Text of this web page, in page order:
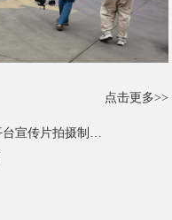
点击更多>>